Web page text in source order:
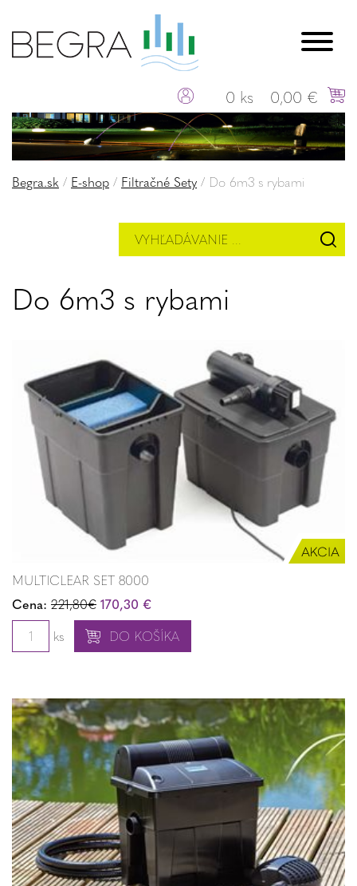
0 ks 0,00 €
Begra.sk / E-shop / Filtračné Sety / Do 6m3 s rybami
Do 6m3 s rybami
MULTICLEAR SET 8000
Cena: 221,80€ 170,30 €
ks
DO KOŠÍKA